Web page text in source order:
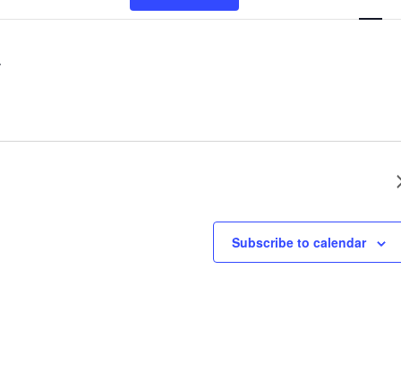
Views
Subscribe to calendar